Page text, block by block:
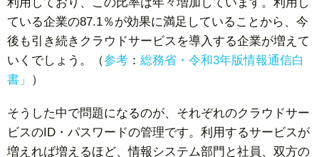
ている企業の87.1％が効果に満足していることから、今
後も引き続きクラウドサービスを導入する企業が増えて
いくでしょう。（参考 ： 総務省 ・ 令和3年版情報通信白
書」
）
そうした中で問題になるのが、それぞれのクラウドサー
ビスのID・パスワードの管理です。利用するサービスが
増えれば増えるほど、情報システム部門と社員、双方の